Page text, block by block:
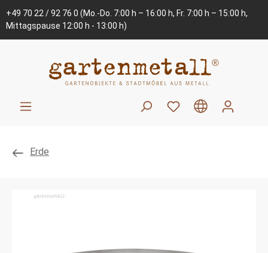
+49 70 22 / 92 76 0 (Mo.-Do. 7:00 h – 16:00 h, Fr. 7:00 h – 15:00 h,
Mittagspause 12:00 h - 13:00 h)
Erde